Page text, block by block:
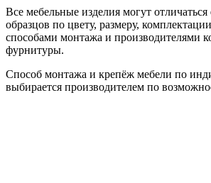
Все мебельные изделия могут
образцов по цвету, размеру,
способами монтажа и производителями
фурнитуры.
Способ монтажа и крепёж мебели по
выбирается производителем по